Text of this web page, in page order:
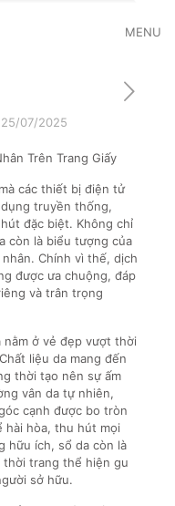
MENU
25/07/2025
Trên Trang Giấy
các thiết bị điện tử
truyền thống,
đặc biệt. Không chỉ
còn là biểu tượng của
Chính vì thế, dịch
được ưa chuộng, đáp
và trân trọng
nằm ở vẻ đẹp vượt thời
liệu da mang đến
thời tạo nên sự ấm
vân da tự nhiên,
cạnh được bo tròn
hòa, thu hút mọi
hữu ích, sổ da còn là
trang thể hiện gu
sở hữu.